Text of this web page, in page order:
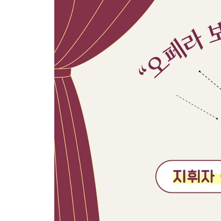
8화. 일 트로바토레
오페라의 요령·음유시인이란 무엇인가요?
9화. 사랑의 묘약
오페라의 요령·벨칸토 오페라란 무엇인가요?
오페라의 요령·오페라에는 어떤 약들이 등장하나
10화. 나비부인
오페라의 요령·소프라노에 대하여
오페라의 요령·메조소프라노에 대하여
11화. 피가로의 결혼
오페라의 요령·테너에 대하여
오페라의 요령·바리톤에 대하여
오페라의 요령·베이스에 대하여
12화. 탄호이저
오페라의 요령·오페라에는 왜 발레가 자주 나오나
오페라의 요령·현대를 사는 우리에게 오페라는 어